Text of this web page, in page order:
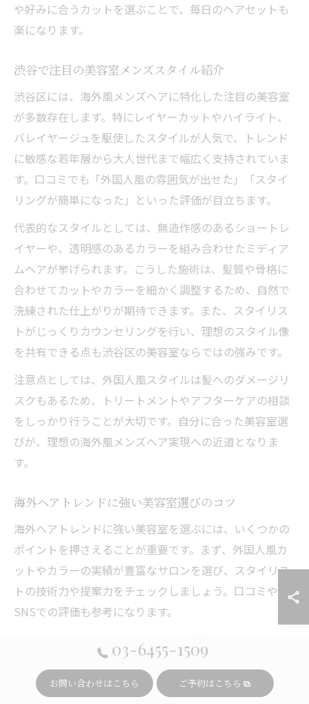
や好みに合うカットを選ぶことで、毎日のヘアセットも
楽になります。
渋谷で注目の美容室メンズスタイル紹介
渋谷区には、海外風メンズヘアに特化した注目の美容室
が多数存在します。特にレイヤーカットやハイライト、
バレイヤージュを駆使したスタイルが人気で、トレンド
に敏感な若年層から大人世代まで幅広く支持されていま
す。口コミでも「外国人風の雰囲気が出せた」「スタイ
リングが簡単になった」といった評価が目立ちます。
代表的なスタイルとしては、無造作感のあるショートレ
イヤーや、透明感のあるカラーを組み合わせたミディア
ムヘアが挙げられます。こうした施術は、髪質や骨格に
合わせてカットやカラーを細かく調整するため、自然で
洗練された仕上がりが期待できます。また、スタイリス
トがじっくりカウンセリングを行い、理想のスタイル像
を共有できる点も渋谷区の美容室ならではの強みです。
注意点としては、外国人風スタイルは髪へのダメージリ
スクもあるため、トリートメントやアフターケアの相談
をしっかり行うことが大切です。自分に合った美容室選
びが、理想の海外風メンズヘア実現への近道となりま
す。
海外ヘアトレンドに強い美容室選びのコツ
海外ヘアトレンドに強い美容室を選ぶには、いくつかの
ポイントを押さえることが重要です。まず、外国人風カ
ットやカラーの実績が豊富なサロンを選び、スタイリス
トの技術力や提案力をチェックしましょう。口コミや
SNSでの評価も参考になります。
また、カウンセリングの丁寧さや、施術中のコミュニケ
ーションも満足度を左右する大きな要素です。施術後の
アフターケアやトリートメントメニューが充実している
03-6455-1509
お問い合わせはこちら ご予約はこちら